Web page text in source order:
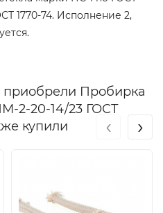
1770-74. Исполнение 2,
приобрели Пробирка
2-20-14/23 ГОСТ
купили
‹ ›